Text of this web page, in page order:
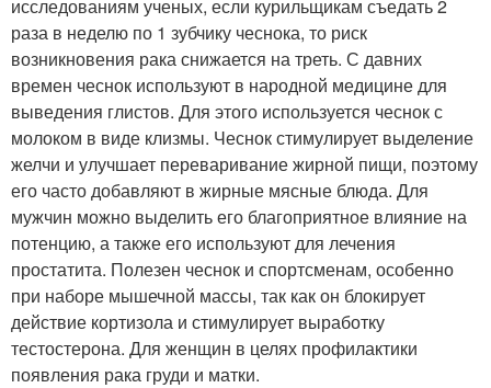
исследованиям ученых, если курильщикам съедать 2
раза в неделю по 1 зубчику чеснока, то риск
возникновения рака снижается на треть. С давних
времен чеснок используют в народной медицине для
выведения глистов. Для этого используется чеснок с
молоком в виде клизмы. Чеснок стимулирует выделение
желчи и улучшает переваривание жирной пищи, поэтому
его часто добавляют в жирные мясные блюда. Для
мужчин можно выделить его благоприятное влияние на
потенцию, а также его используют для лечения
простатита. Полезен чеснок и спортсменам, особенно
при наборе мышечной массы, так как он блокирует
действие кортизола и стимулирует выработку
тестостерона. Для женщин в целях профилактики
появления рака груди и матки.